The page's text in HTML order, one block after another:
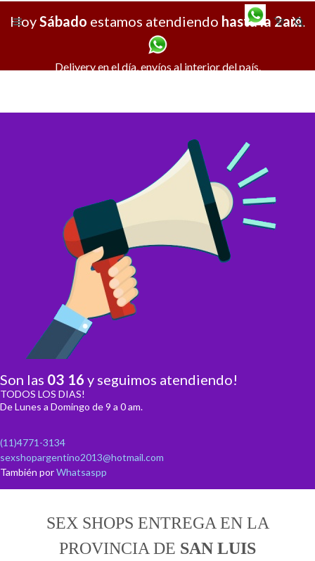
X
HoySábado estamos atendiendo hasta la 2am.
Delivery en el día, envíos al interior del país.
Son las 03 16 y seguimos atendiendo!
TODOS LOS DIAS!
De Lunes a Domingo de 9 a 0 am.
(11)4771-3134
sexshopargentino2013@hotmail.com
También porWhatsaspp
SEX SHOPS ENTREGA EN LA
PROVINCIA DE SAN LUIS